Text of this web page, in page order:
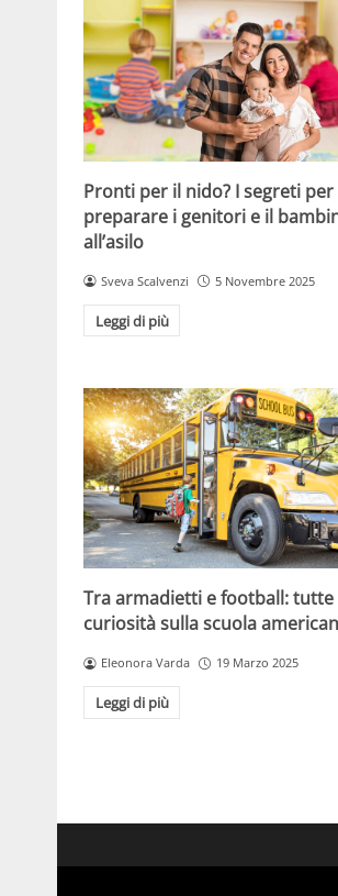
Pronti per il nido? I segreti per
preparare i genitori e il
all’asilo
Sveva Scalvenzi 5 Novembre 2025
Leggi di più
Tra armadietti e football: tutte
curiosità sulla scuola
Eleonora Varda 19 Marzo 2025
Leggi di più